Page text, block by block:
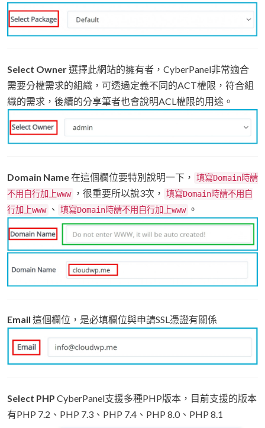
Select Owner選擇此網站的擁有者，CyberPanel非常適合
需要分權需求的組織，可透過定義不同的ACT權限，符合組
織的需求，後續的分享筆者也會說明ACL權限的用途。
Domain Name在這個欄位要特別說明一下，
填寫Domain時請
不用自行加上www
，很重要所以說3次，
填寫Domain時請不用自
行加上www
、 填寫Domain時請不用自行加上www 。
Email 這個欄位，是必填欄位與申請SSL憑證有關係
Select PHP CyberPanel支援多種PHP版本，目前支援的版本
有PHP 7.2、PHP 7.3、PHP 7.4、PHP 8.0、PHP 8.1